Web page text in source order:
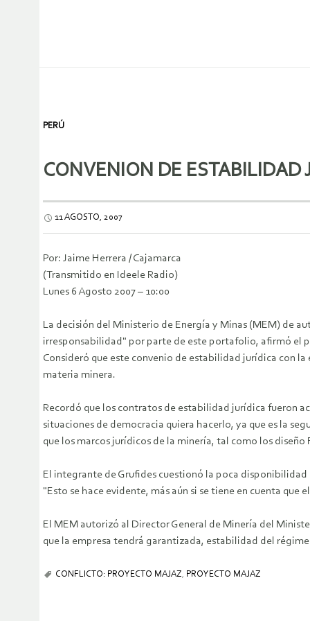
PERÚ
CONVENION DE ESTABILIDAD
11 AGOSTO, 2007
Por: Jaime Herrera / Cajamarca
(Transmitido en Ideele Radio)
Lunes 6 Agosto 2007 – 10:00
La decisión del Ministerio de Energía y Minas (MEM) de
irresponsabilidad" por parte de este portafolio, afirmó el
Consideró que este convenio de estabilidad jurídica con
materia minera.
Recordó que los contratos de estabilidad jurídica fueron
situaciones de democracia quiera hacerlo, ya que es la
que los marcos jurídicos de la minería, tal como los
El integrante de Grufides cuestionó la poca
"Esto se hace evidente, más aún si se tiene en cuenta
El MEM autorizó al Director General de Minería del
que la empresa tendrá garantizada, estabilidad del
CONFLICTO: PROYECTO MAJAZ, PROYECTO MAJAZ